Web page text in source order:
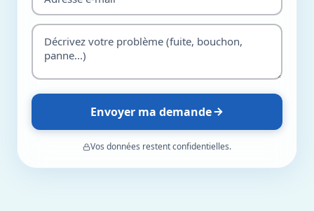
Envoyer ma demande
Vos données restent confidentielles.